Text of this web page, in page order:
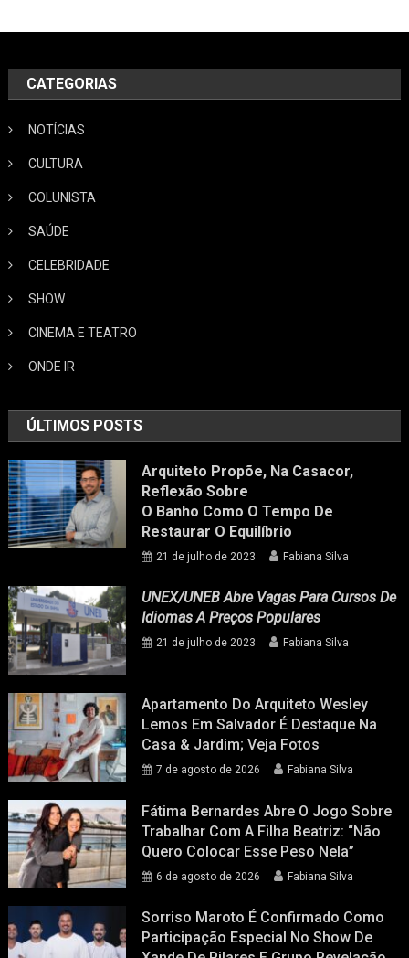
CATEGORIAS
NOTÍCIAS
CULTURA
COLUNISTA
SAÚDE
CELEBRIDADE
SHOW
CINEMA E TEATRO
ONDE IR
ÚLTIMOS POSTS
Arquiteto Propõe, Na Casacor,
Reflexão Sobre
O Banho Como O Tempo De
Restaurar O Equilíbrio
21 de julho de 2023 Fabiana Silva
UNEX/UNEB Abre Vagas Para Cursos De
Idiomas A Preços Populares
21 de julho de 2023 Fabiana Silva
Apartamento Do Arquiteto Wesley
Lemos Em Salvador É Destaque Na
Casa & Jardim; Veja Fotos
7 de agosto de 2026 Fabiana Silva
Fátima Bernardes Abre O Jogo Sobre
Trabalhar Com A Filha Beatriz: “Não
Quero Colocar Esse Peso Nela”
6 de agosto de 2026 Fabiana Silva
Sorriso Maroto É Confirmado Como
Participação Especial No Show De